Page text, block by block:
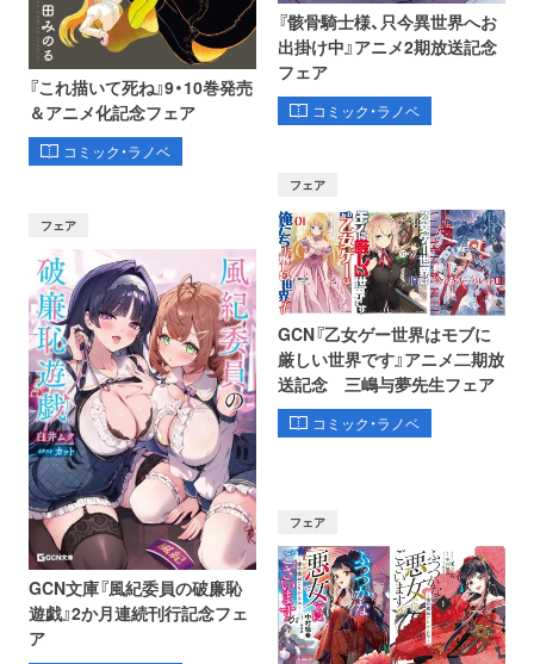
『これ描いて死ね』9・10巻発売
＆アニメ化記念フェア
コミック・ラノベ
『骸骨騎士様、只今異世界へお
出掛け中』アニメ2期放送記念
フェア
コミック・ラノベ
フェア
GCN文庫『風紀委員の破廉恥
遊戯』2か月連続刊行記念フェ
ア
フェア
GCN『乙女ゲー世界はモブに
厳しい世界です』アニメ二期放
送記念 三嶋与夢先生フェア
コミック・ラノベ
フェア